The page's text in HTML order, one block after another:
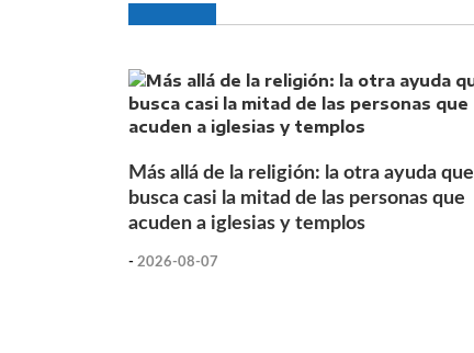
Más allá de la religión: la otra ayuda que
busca casi la mitad de las personas que
acuden a iglesias y templos
- 2026-08-07